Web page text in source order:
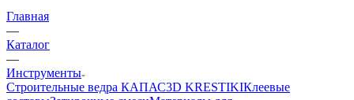
Главная
—
Каталог
—
Инструменты
Строительные ведра КАПАС3D KRESTIKIКлеевые